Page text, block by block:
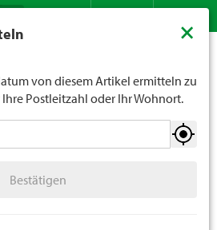
×
von diesem Artikel ermitteln zu
Postleitzahl oder Ihr Wohnort.
Bestätigen
gilt die Altersgrenze von
an.